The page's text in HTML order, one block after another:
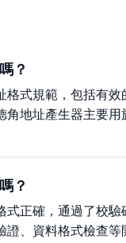
？
式規範，包括有
地址產生器主要
？
正確，通過了校
、資料格式檢查等